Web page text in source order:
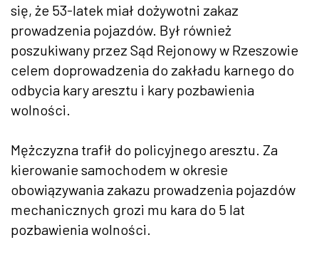
się, że 53-latek miał dożywotni zakaz
prowadzenia pojazdów. Był również
poszukiwany przez Sąd Rejonowy w Rzeszowie
celem doprowadzenia do zakładu karnego do
odbycia kary aresztu i kary pozbawienia
wolności.
Mężczyzna trafił do policyjnego aresztu. Za
kierowanie samochodem w okresie
obowiązywania zakazu prowadzenia pojazdów
mechanicznych grozi mu kara do 5 lat
pozbawienia wolności.